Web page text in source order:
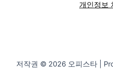
개인정보
저작권 © 2026 오피스타 |